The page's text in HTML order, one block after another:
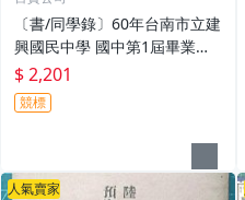
〔書/同學錄〕60年台南市立建
興國民中學 國中第1屆畢業生
紀念冊 (大櫃-1)
$ 2,201
競標
人氣賣家